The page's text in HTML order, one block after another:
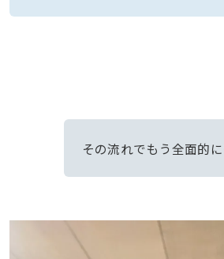
その流れでもう全面的